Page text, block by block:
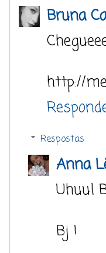
Bruna
http://
Respostas
Anna
Uhuul
Bj !